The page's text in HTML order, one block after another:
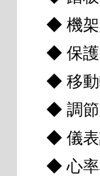
◆ 機架
◆ 保護
◆ 移
◆ 調
◆ 儀表
◆ 心率